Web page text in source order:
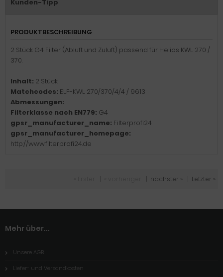
Kunden-Tipp
PRODUKTBESCHREIBUNG
2 Stück G4 Filter (Abluft und Zuluft) passend für Helios KWL 270 /
370.
Inhalt: 2 Stück
Matchcodes: ELF-KWL 270/370/4/4 / 9613
Abmessungen:
Filterklasse nach EN779: G4
gpsr_manufacturer_name: Filterprofi24
gpsr_manufacturer_homepage:
http://www.filterprofi24.de
nächster » Letzter »
Mehr über...
Unsere AGB
Liefer- und Versandkosten